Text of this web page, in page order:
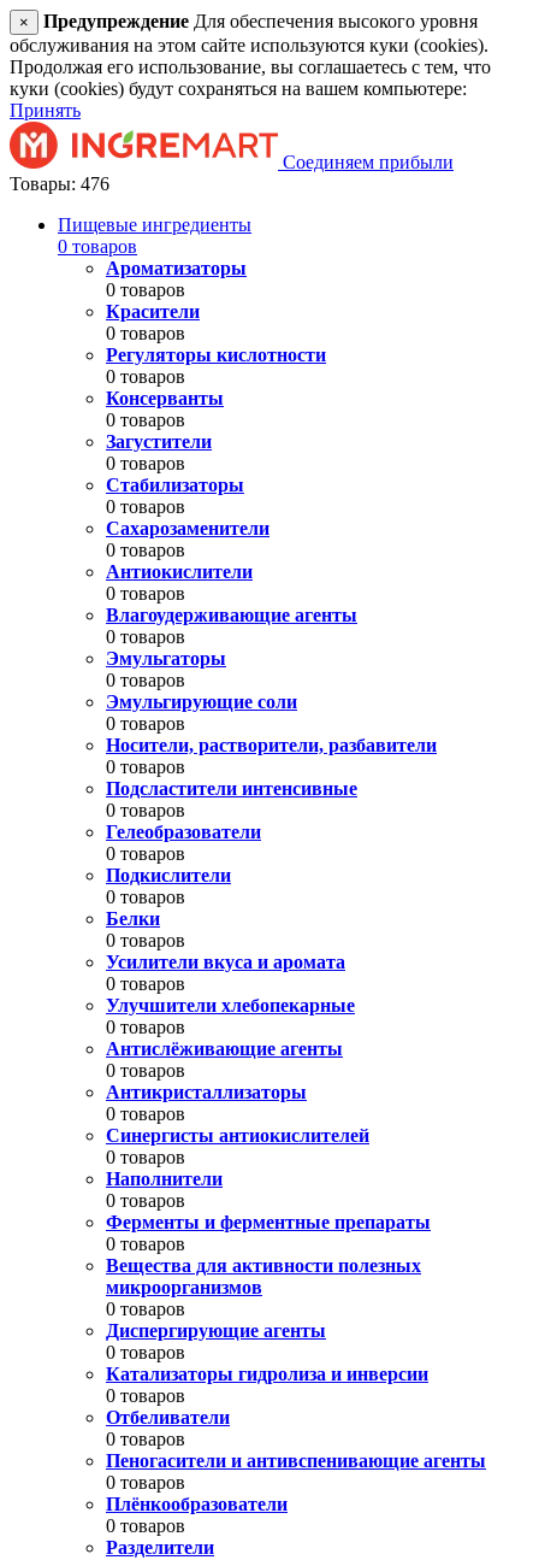
× Предупреждение Для обеспечения высокого уровня
обслуживания на этом сайте используются куки (cookies).
Продолжая его использование, вы соглашаетесь с тем, что
куки (cookies) будут сохраняться на вашем компьютере:
Принять
Соединяем прибыли
Товары: 476
Пищевые ингредиенты
0 товаров
Ароматизаторы
0 товаров
Красители
0 товаров
Регуляторы кислотности
0 товаров
Консерванты
0 товаров
Загустители
0 товаров
Стабилизаторы
0 товаров
Сахарозаменители
0 товаров
Антиокислители
0 товаров
Влагоудерживающие агенты
0 товаров
Эмульгаторы
0 товаров
Эмульгирующие соли
0 товаров
Носители, растворители, разбавители
0 товаров
Подсластители интенсивные
0 товаров
Гелеобразователи
0 товаров
Подкислители
0 товаров
Белки
0 товаров
Усилители вкуса и аромата
0 товаров
Улучшители хлебопекарные
0 товаров
Антислёживающие агенты
0 товаров
Антикристаллизаторы
0 товаров
Синергисты антиокислителей
0 товаров
Наполнители
0 товаров
Ферменты и ферментные препараты
0 товаров
Вещества для активности полезных
микроорганизмов
0 товаров
Диспергирующие агенты
0 товаров
Катализаторы гидролиза и инверсии
0 товаров
Отбеливатели
0 товаров
Пеногасители и антивспенивающие агенты
0 товаров
Плёнкообразователи
0 товаров
Разделители